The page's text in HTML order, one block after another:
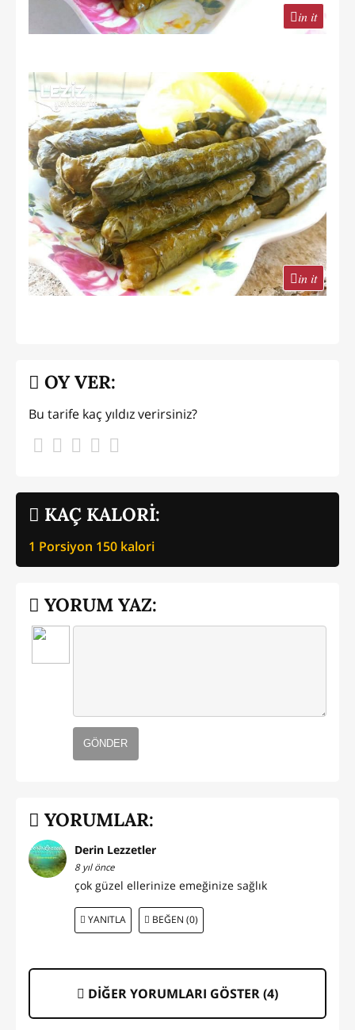
in it
in it
KAÇ KALORİ:
1 Porsiyon 150 kalori
OY VER:
Bu tarife kaç yıldız verirsiniz?
YORUM YAZ:
GÖNDER
YORUMLAR:
Derin Lezzetler
8 yıl önce
çok güzel ellerinize emeğinize sağlık
YANITLA BEĞEN (0)
DİĞER YORUMLARI GÖSTER (4)